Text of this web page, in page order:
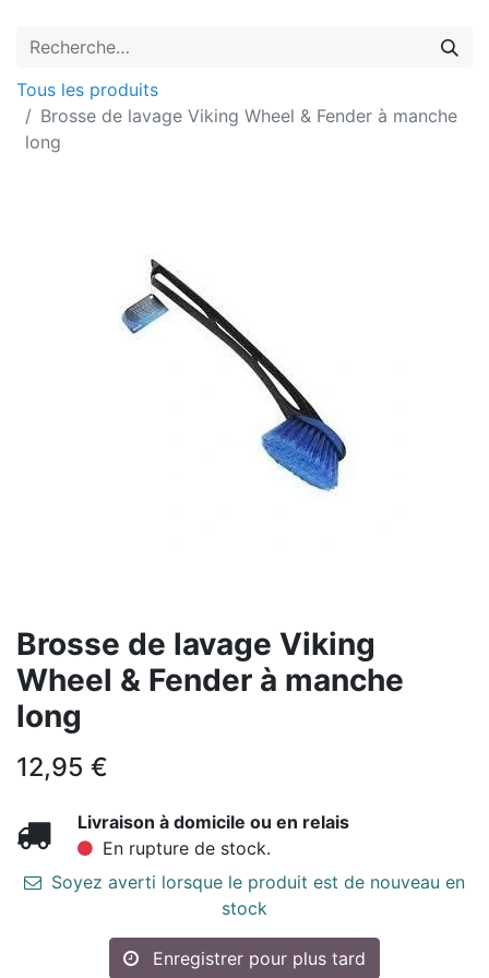
Tous les produits
Brosse de lavage Viking Wheel & Fender à manche
long
Brosse de lavage Viking
Wheel & Fender à manche
long
12,95 €
Livraison à domicile ou en relais
En rupture de stock.
Soyez averti lorsque le produit est de nouveau en
stock
Enregistrer pour plus tard